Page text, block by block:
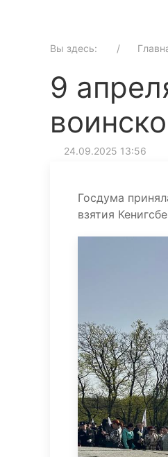
Вы здесь:
9
24.09.2025 13:56
Госдума
взятия